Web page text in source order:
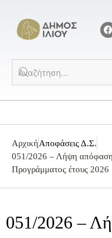
ΑρχικήΑποφάσεις Δ.Σ.
051/2026 – Λήψη
Προγράμματος έτους 2026
051/2026 –